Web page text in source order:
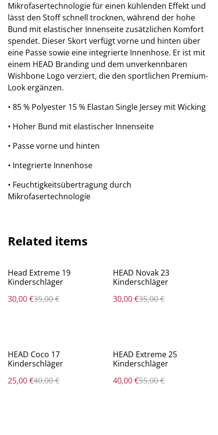
Mikrofasertechnologie für einen kühlenden Effekt und
lässt den Stoff schnell trocknen, während der hohe
Bund mit elastischer Innenseite zusätzlichen Komfort
spendet. Dieser Skort verfügt vorne und hinten über
eine Passe sowie eine integrierte Innenhose. Er ist mit
einem HEAD Branding und dem unverkennbaren
Wishbone Logo verziert, die den sportlichen Premium-
Look ergänzen.
• 85 % Polyester 15 % Elastan Single Jersey mit Wicking
• Hoher Bund mit elastischer Innenseite
• Passe vorne und hinten
• Integrierte Innenhose
• Feuchtigkeitsübertragung durch
Mikrofasertechnologie
Related items
%
Head Extreme 19
Kinderschläger
30,00 €35,00 €
%
HEAD Novak 23
Kinderschläger
30,00 €35,00 €
%
HEAD Coco 17
Kinderschläger
25,00 €40,00 €
%
HEAD Extreme 25
Kinderschläger
40,00 €55,00 €